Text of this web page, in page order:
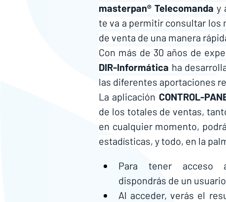
masterpan® Telecomanda y
te va a permitir consultar los
de venta de una manera
DIR-Informática ha
las diferentes aportaciones
La aplicación CONTROL-
de los totales de ventas,
en cualquier momento,
estadísticas, y todo, en la
Para tener acceso
dispondrás de un
Al acceder, verás el